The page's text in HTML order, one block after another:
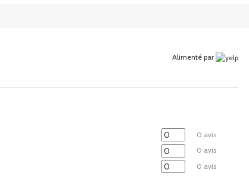
Alimenté par
0 avis
0 avis
0 avis